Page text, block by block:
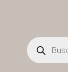
Búsqueda
de
productos